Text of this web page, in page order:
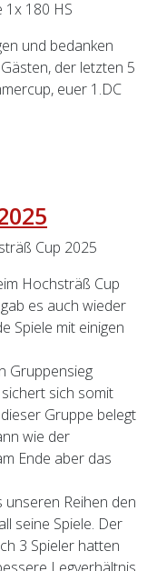
180 HS
und bedanken
der letzten 5
euer 1.DC
Cup 2025
Hochsträß Cup
es auch wieder
Spiele mit einigen
Gruppensieg
sich somit
Gruppe belegt
wie der
Ende aber das
unseren Reihen den
seine Spiele. Der
3 Spieler hatten